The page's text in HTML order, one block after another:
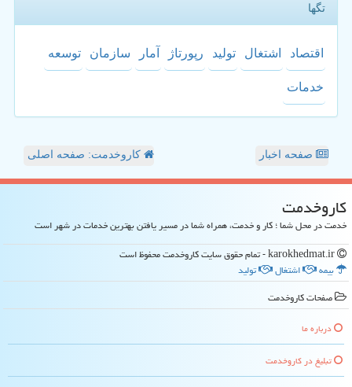
تگها
اقتصاد اشتغال تولید رپورتاژ آمار سازمان توسعه
خدمات
صفحه اخبار کاروخدمت: صفحه اصلی
كاروخدمت
خدمت در محل شما ؛ کار و خدمت، همراه شما در مسیر یافتن بهترین خدمات در شهر است
بیمه
اشتغال
تولید
صفحات كاروخدمت
درباره ما
تبلیغ در كاروخدمت